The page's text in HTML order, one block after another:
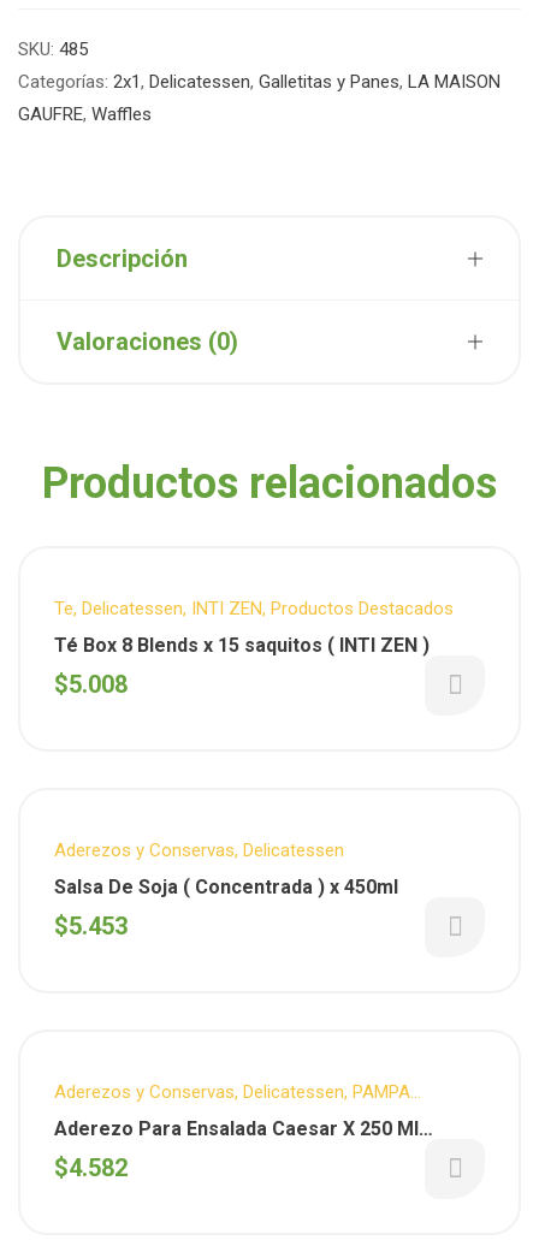
SKU: 485
Categorías: 2x1, Delicatessen, Galletitas y Panes, LA MAISON
GAUFRE, Waffles
Descripción
Valoraciones (0)
Productos relacionados
Te, Delicatessen, INTI ZEN, Productos Destacados
Té Box 8 Blends x 15 saquitos ( INTI ZEN )
$5.008
Aderezos y Conservas, Delicatessen
Salsa De Soja ( Concentrada ) x 450ml
$5.453
Aderezos y Conservas, Delicatessen, PAMPA
GOURMET
Aderezo Para Ensalada Caesar X 250 Ml
(Pampagourmet)
$4.582